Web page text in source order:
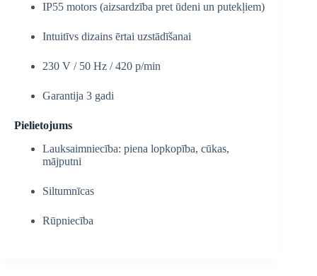
IP55 motors (aizsardzība pret ūdeni un putekļiem)
Intuitīvs dizains ērtai uzstādīšanai
230 V / 50 Hz / 420 p/min
Garantija 3 gadi
Pielietojums
Lauksaimniecība: piena lopkopība, cūkas,
mājputni
Siltumnīcas
Rūpniecība